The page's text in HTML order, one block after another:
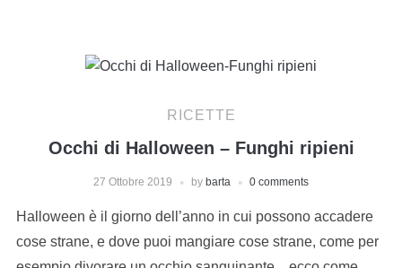
RICETTE
Occhi di Halloween – Funghi ripieni
27 Ottobre 2019 by barta 0 comments
Halloween è il giorno dell’anno in cui possono accadere
cose strane, e dove puoi mangiare cose strane, come per